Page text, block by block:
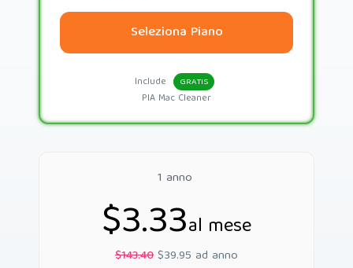
Seleziona Piano
Include GRATIS
PIA Mac Cleaner
1 anno
$3.33al mese
$143.40$39.95 ad anno